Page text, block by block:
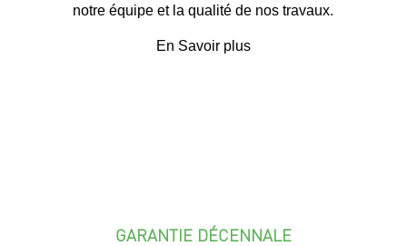
notre équipe et la qualité de nos travaux.
En Savoir plus
GARANTIE DÉCENNALE